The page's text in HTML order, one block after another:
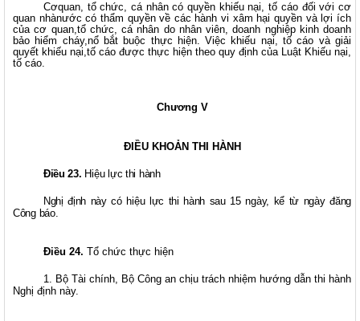
Cơquan, tổ chức, cá nhân có quyền khiếu nại, tố cáo đối với cơ
quan nhànước có thẩm quyền về các hành vi xâm hại quyền và lợi ích
của cơ quan,tổ chức, cá nhân do nhân viên, doanh nghiệp kinh doanh
bảo hiểm cháy,nổ bắt buộc thực hiện. Việc khiếu nại, tố cáo và giải
quyết khiếu nại,tố cáo được thực hiện theo quy định của Luật Khiếu nại,
tố cáo.
Chương V
ĐIỀU KHOẢN THI HÀNH
Điều 23. Hiệu lực thi hành
Nghị định này có hiệu lực thi hành sau 15 ngày, kể từ ngày đăng
Công báo.
Điều 24. Tổ chức thực hiện
1. Bộ Tài chính, Bộ Công an chịu trách nhiệm hướng dẫn thi hành
Nghị định này.